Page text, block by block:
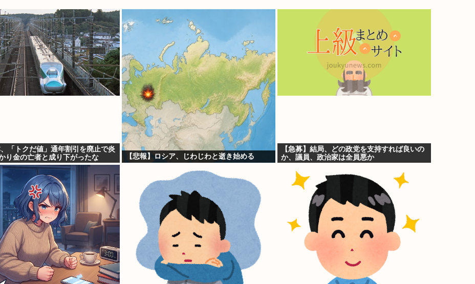
「トクだ値」通年割引を廃止で炎
り金の亡者と成り下がったな
【悲報】ロシア、じわじわと逝き始める
【急募】結局、どの政党を支持すれば良いの
か、議員、政治家は全員悪か